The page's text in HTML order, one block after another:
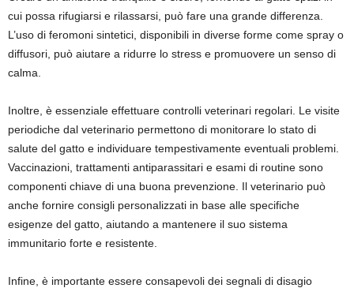
cui possa rifugiarsi e rilassarsi, può fare una grande differenza.
L’uso di feromoni sintetici, disponibili in diverse forme come spray o
diffusori, può aiutare a ridurre lo stress e promuovere un senso di
calma.
Inoltre, è essenziale effettuare controlli veterinari regolari. Le visite
periodiche dal veterinario permettono di monitorare lo stato di
salute del gatto e individuare tempestivamente eventuali problemi.
Vaccinazioni, trattamenti antiparassitari e esami di routine sono
componenti chiave di una buona prevenzione. Il veterinario può
anche fornire consigli personalizzati in base alle specifiche
esigenze del gatto, aiutando a mantenere il suo sistema
immunitario forte e resistente.
Infine, è importante essere consapevoli dei segnali di disagio